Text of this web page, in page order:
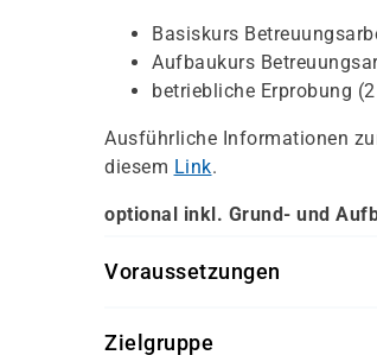
Basiskurs
Aufbaukurs
betriebliche Erprobung
Ausführliche Informationen
diesem Link.
optional inkl. Grund- und
Voraussetzungen
persönliches Gespräch
Zielgruppe